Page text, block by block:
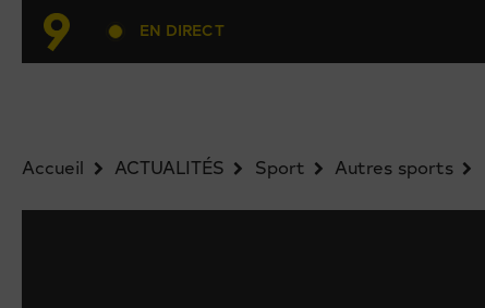
EN DIRECT
Accueil ACTUALITÉS Sport Autres sports